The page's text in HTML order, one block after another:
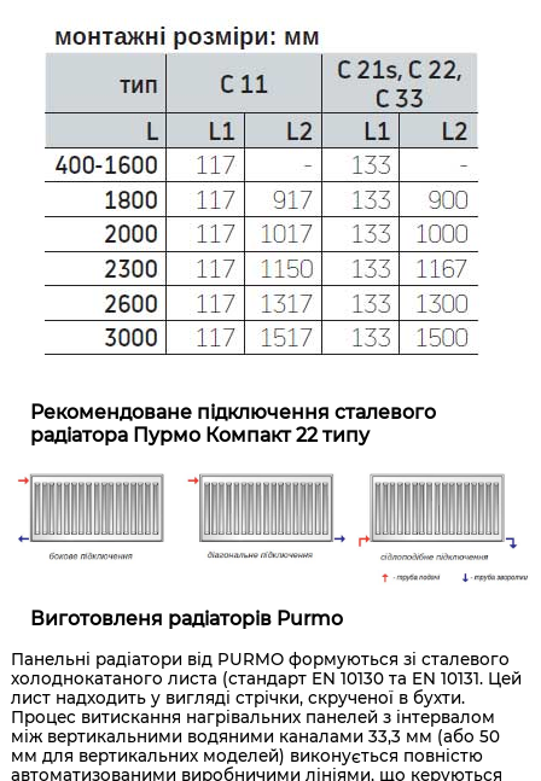
Рекомендоване підключення сталевого
радіатора Пурмо Компакт 22 типу
Виготовленя радіаторів Purmo
Панельні радіатори від PURMO формуються зі сталевого
холоднокатаного листа (стандарт EN 10130 та EN 10131. Цей
лист надходить у вигляді стрічки, скрученої в бухти.
Процес витискання нагрівальних панелей з інтервалом
між вертикальними водяними каналами 33,3 мм (або 50
мм для вертикальних моделей) виконується повністю
автоматизованими виробничими лініями, що керуються